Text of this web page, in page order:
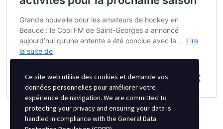
Ce site web utilise des cookies et demande vos
données personnelles pour améliorer votre
expérience de navigation. We are committed to
protecting your privacy and ensuring your data is
handled in compliance with the General Data